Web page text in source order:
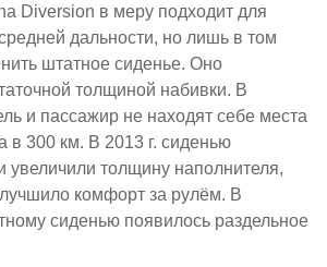
Diversion в меру подходит для
дальности, но лишь в том
штатное сиденье. Оно
толщиной набивки. В
и пассажир не находят себе места
в 300 км. В 2013 г. сиденью
толщину наполнителя,
комфорт за рулём. В
сиденью появилось раздельное